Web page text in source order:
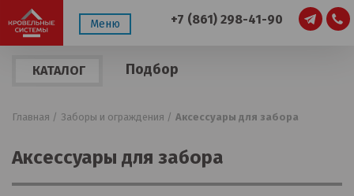
Меню +7 (861) 298-41-90
КАТАЛОГ
Подбор
Главная / Заборы и ограждения / Аксессуары для забора
Аксессуары для забора